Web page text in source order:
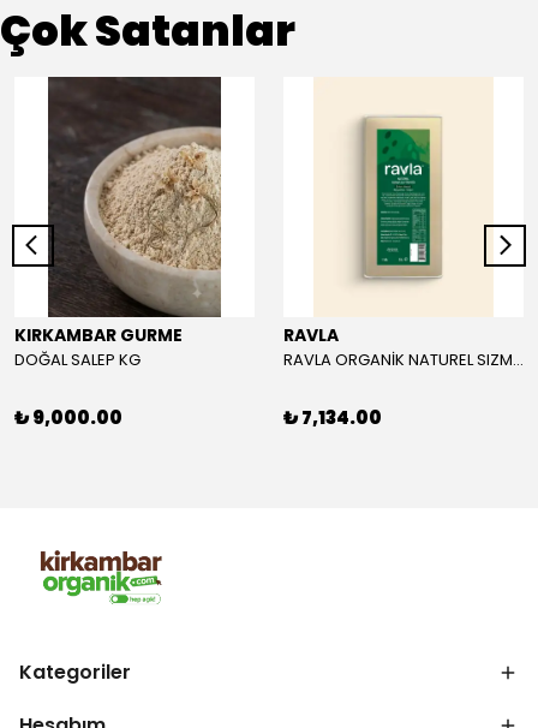
Çok Satanlar
KIRKAMBAR GURME
DOĞAL SALEP KG
₺ 9,000.00
RAVLA
RAVLA ORGANİK NATUREL SIZMA ZEYTİNYAĞI 5L
₺ 7,134.00
Kategoriler